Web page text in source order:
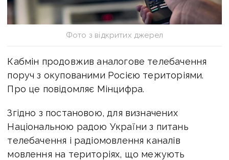
Фото з відкритих джерел
Кабмін продовжив аналогове телебачення
поруч з окупованими Росією територіями.
Про це повідомляє Мінцифра.
Згідно з постановою, для визначених
Національною радою України з питань
телебачення і радіомовлення каналів
мовлення на територіях, що межують